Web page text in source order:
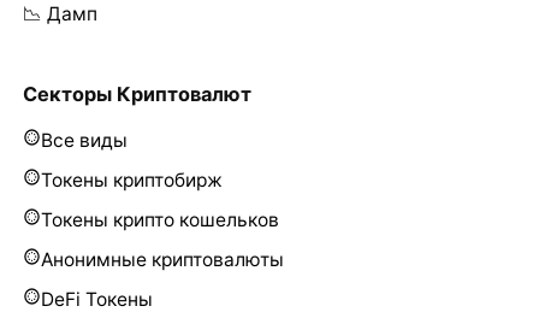
📉 Дамп
Секторы Криптовалют
Все виды
Токены криптобирж
Токены крипто кошельков
Анонимные криптовалюты
DeFi Токены